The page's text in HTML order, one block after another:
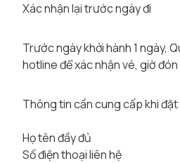
Xác nhận lại trước ngày đi
Trước ngày khởi hành 1 ngày,
hotline để xác nhận vé, giờ đón
Thông tin cần cung cấp khi đặt
Họ tên đầy đủ
Số điện thoại liên hệ